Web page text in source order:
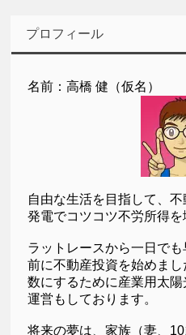
プロフィール
名前：高橋 健（仮名）
自由な生活を目指して、
発電でコツコツ不労所得を
ラットレースから一日で
前に不動産投資を始めま
数にするために産業用太
運営もしております。
将来の夢は、家族（妻、